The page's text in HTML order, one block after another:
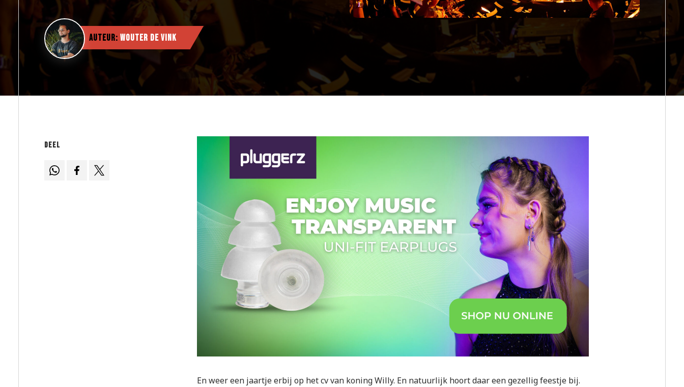
Auteur: Wouter de Vink
Deel
En weer een jaartje erbij op het cv van koning Willy. En natuurlijk hoort daar een gezellig feestje bij.